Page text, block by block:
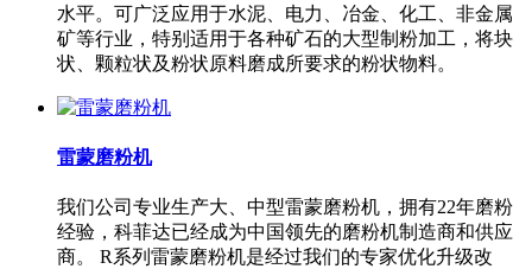
水平。可广泛应用于水泥、电力、冶金、化工、非金属
矿等行业，特别适用于各种矿石的大型制粉加工，将块
状、颗粒状及粉状原料磨成所要求的粉状物料。
雷蒙磨粉机
我们公司专业生产大、中型雷蒙磨粉机，拥有22年磨粉
经验，科菲达已经成为中国领先的磨粉机制造商和供应
商。 R系列雷蒙磨粉机是经过我们的专家优化升级改